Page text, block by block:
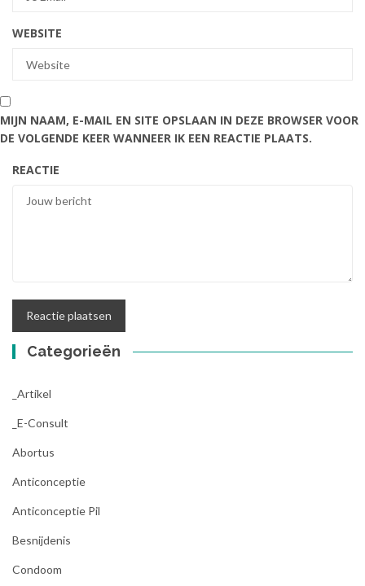
WEBSITE
MIJN NAAM, E-MAIL EN SITE OPSLAAN IN DEZE BROWSER VOOR
DE VOLGENDE KEER WANNEER IK EEN REACTIE PLAATS.
REACTIE
Categorieën
_Artikel
_E-Consult
Abortus
Anticonceptie
Anticonceptie Pil
Besnijdenis
Condoom